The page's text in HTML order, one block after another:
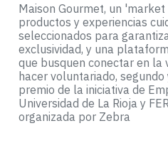
Maison Gourmet, un
productos y experiencias
seleccionados para
exclusividad, y una
que busquen conectar en la
hacer voluntariado,
premio de la iniciativa de
Universidad de La Rioja y
organizada por Zebra